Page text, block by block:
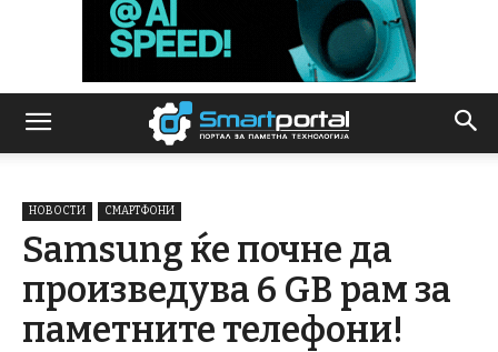
НОВОСТИ СМАРТФОНИ
Samsung ќе почне да
произведува 6 GB рам за
паметните телефони!